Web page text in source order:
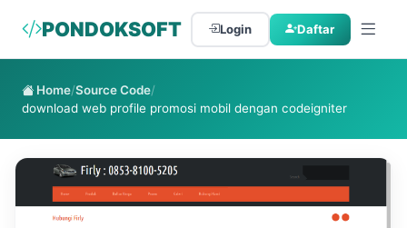
PONDOKSOFT Login Daftar
Home/Source Code/
download web profile promosi mobil dengan codeigniter